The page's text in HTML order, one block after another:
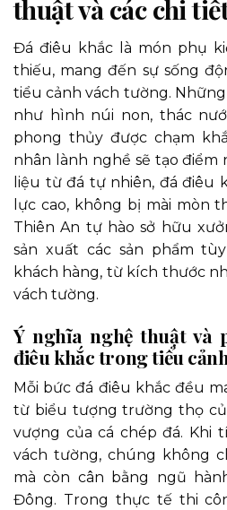
thuật và các chi
Đá điêu khắc là món phụ
thiếu, mang đến sự sống
tiểu cảnh vách tường.
như hình núi non, thác
phong thủy được chạm
nhân lành nghề sẽ tạo điểm
liệu từ đá tự nhiên, đá điêu
lực cao, không bị mài mòn
Thiên An tự hào sở hữu
sản xuất các sản phẩm
khách hàng, từ kích thước
vách tường.
Ý nghĩa nghệ thuật và
điêu khắc trong tiểu
Mỗi bức đá điêu khắc đều
từ biểu tượng trường thọ
vượng của cá chép đá. Khi
vách tường, chúng không
mà còn cân bằng ngũ
Đông. Trong thực tế thi